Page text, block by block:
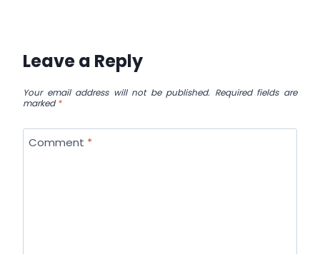
Leave a Reply
Your email address will not be published. Required fields are
marked*
Comment *